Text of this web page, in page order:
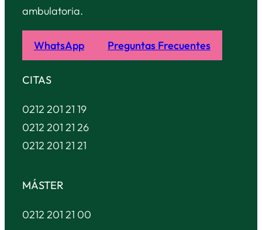
ambulatoria.
WhatsApp Preguntas Frecuentes
CITAS
0212 201 21 19
0212 201 21 26
0212 201 21 21
MÁSTER
0212 201 21 00